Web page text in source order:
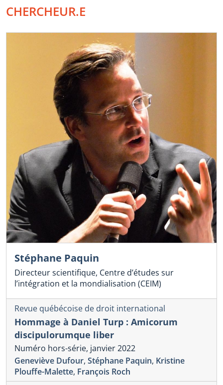
CHERCHEUR.E
Stéphane Paquin
Directeur scientifique, Centre d’études sur
l’intégration et la mondialisation (CEIM)
Revue québécoise de droit international
Hommage à Daniel Turp : Amicorum
discipulorumque liber
Numéro hors-série, janvier 2022
Geneviève Dufour, Stéphane Paquin, Kristine
Plouffe-Malette, François Roch